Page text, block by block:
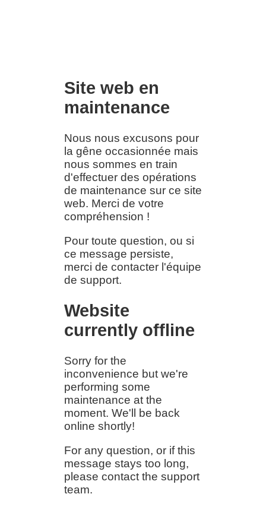
Site web en
maintenance
Nous nous excusons pour
la gêne occasionnée mais
nous sommes en train
d'effectuer des opérations
de maintenance sur ce site
web. Merci de votre
compréhension !
Pour toute question, ou si
ce message persiste,
merci de contacter l'équipe
de support.
Website
currently offline
Sorry for the
inconvenience but we're
performing some
maintenance at the
moment. We'll be back
online shortly!
For any question, or if this
message stays too long,
please contact the support
team.